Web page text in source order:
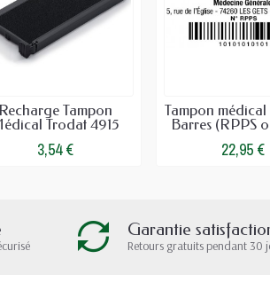
Recharge Tampon
Trodat 4915
3,54 €
Tampon
Barres (RPPS
22,95 €
Garantie
Retours gratuits pendant 30